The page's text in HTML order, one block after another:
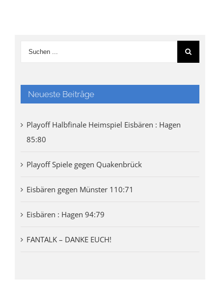
Neueste Beiträge
Playoff Halbfinale Heimspiel Eisbären : Hagen
85:80
Playoff Spiele gegen Quakenbrück
Eisbären gegen Münster 110:71
Eisbären : Hagen 94:79
FANTALK – DANKE EUCH!